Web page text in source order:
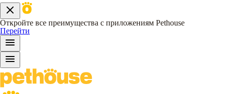
Откройте все преимущества с приложениям Pethouse
Перейти